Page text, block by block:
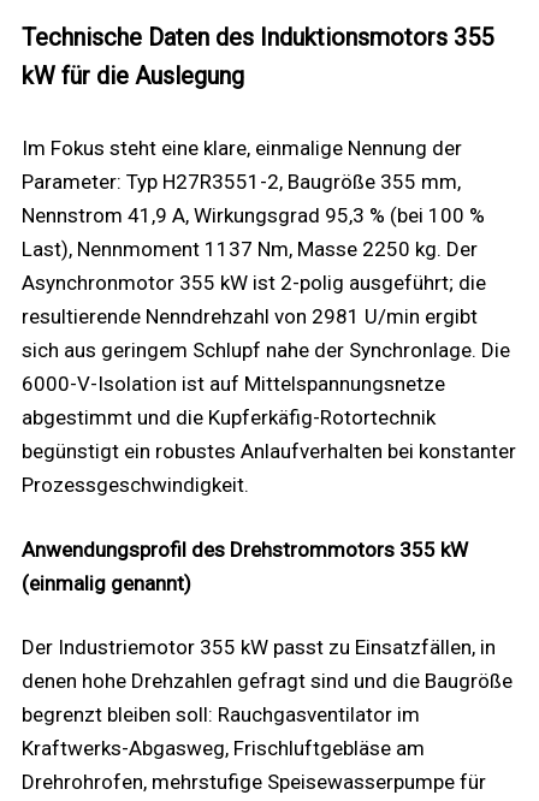
Technische Daten des Induktionsmotors 355
kW für die Auslegung
Im Fokus steht eine klare, einmalige Nennung der
Parameter: Typ H27R3551-2, Baugröße 355 mm,
Nennstrom 41,9 A, Wirkungsgrad 95,3 % (bei 100 %
Last), Nennmoment 1137 Nm, Masse 2250 kg. Der
Asynchronmotor 355 kW ist 2-polig ausgeführt; die
resultierende Nenndrehzahl von 2981 U/min ergibt
sich aus geringem Schlupf nahe der Synchronlage. Die
6000-V-Isolation ist auf Mittelspannungsnetze
abgestimmt und die Kupferkäfig-Rotortechnik
begünstigt ein robustes Anlaufverhalten bei konstanter
Prozessgeschwindigkeit.
Anwendungsprofil des Drehstrommotors 355 kW
(einmalig genannt)
Der Industriemotor 355 kW passt zu Einsatzfällen, in
denen hohe Drehzahlen gefragt sind und die Baugröße
begrenzt bleiben soll: Rauchgasventilator im
Kraftwerks-Abgasweg, Frischluftgebläse am
Drehrohrofen, mehrstufige Speisewasserpumpe für